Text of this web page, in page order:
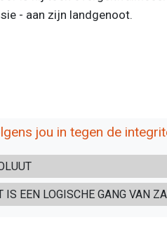
- aan zijn landgenoot.
jou in tegen de
IS EEN LOGISCHE GANG VAN